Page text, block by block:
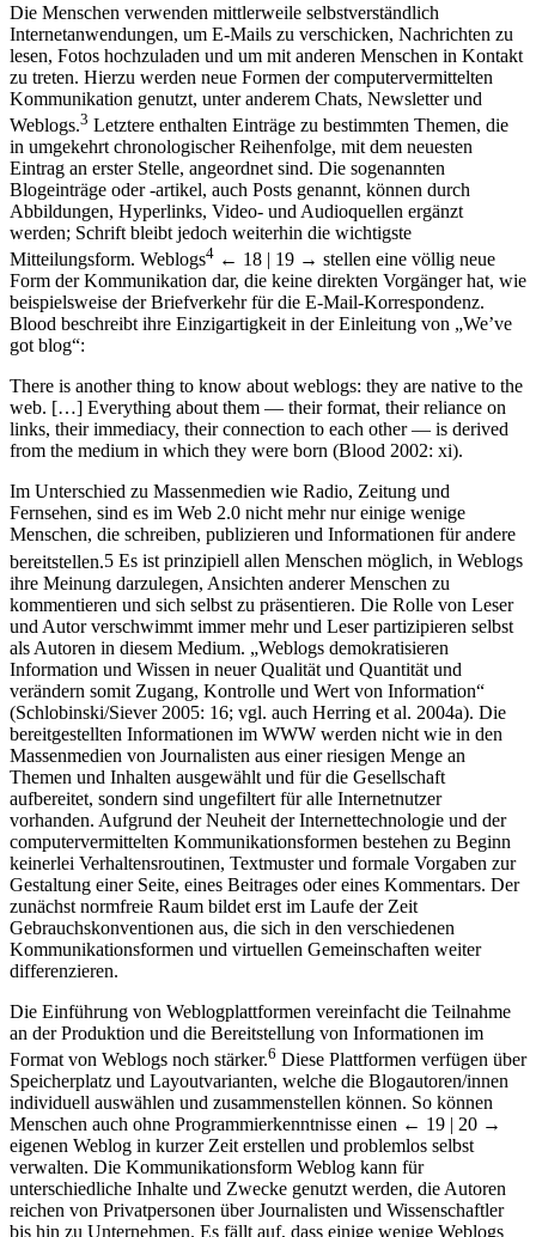
Die Menschen verwenden mittlerweile selbstverständlich
Internetanwendungen, um E-Mails zu verschicken, Nachrichten zu
lesen, Fotos hochzuladen und um mit anderen Menschen in Kontakt
zu treten. Hierzu werden neue Formen der computervermittelten
Kommunikation genutzt, unter anderem Chats, Newsletter und
Weblogs.3 Letztere enthalten Einträge zu bestimmten Themen, die
in umgekehrt chronologischer Reihenfolge, mit dem neuesten
Eintrag an erster Stelle, angeordnet sind. Die sogenannten
Blogeinträge oder -artikel, auch Posts genannt, können durch
Abbildungen, Hyperlinks, Video- und Audioquellen ergänzt
werden; Schrift bleibt jedoch weiterhin die wichtigste
Mitteilungsform. Weblogs4 ← 18 | 19 → stellen eine völlig neue
Form der Kommunikation dar, die keine direkten Vorgänger hat, wie
beispielsweise der Briefverkehr für die E-Mail-Korrespondenz.
Blood beschreibt ihre Einzigartigkeit in der Einleitung von „We’ve
got blog“:
There is another thing to know about weblogs: they are native to the
web. […] Everything about them — their format, their reliance on
links, their immediacy, their connection to each other — is derived
from the medium in which they were born (Blood 2002: xi).
Im Unterschied zu Massenmedien wie Radio, Zeitung und
Fernsehen, sind es im Web 2.0 nicht mehr nur einige wenige
Menschen, die schreiben, publizieren und Informationen für andere
bereitstellen.5 Es ist prinzipiell allen Menschen möglich, in Weblogs
ihre Meinung darzulegen, Ansichten anderer Menschen zu
kommentieren und sich selbst zu präsentieren. Die Rolle von Leser
und Autor verschwimmt immer mehr und Leser partizipieren selbst
als Autoren in diesem Medium. „Weblogs demokratisieren
Information und Wissen in neuer Qualität und Quantität und
verändern somit Zugang, Kontrolle und Wert von Information“
(Schlobinski/Siever 2005: 16; vgl. auch Herring et al. 2004a). Die
bereitgestellten Informationen im WWW werden nicht wie in den
Massenmedien von Journalisten aus einer riesigen Menge an
Themen und Inhalten ausgewählt und für die Gesellschaft
aufbereitet, sondern sind ungefiltert für alle Internetnutzer
vorhanden. Aufgrund der Neuheit der Internettechnologie und der
computervermittelten Kommunikationsformen bestehen zu Beginn
keinerlei Verhaltensroutinen, Textmuster und formale Vorgaben zur
Gestaltung einer Seite, eines Beitrages oder eines Kommentars. Der
zunächst normfreie Raum bildet erst im Laufe der Zeit
Gebrauchskonventionen aus, die sich in den verschiedenen
Kommunikationsformen und virtuellen Gemeinschaften weiter
differenzieren.
Die Einführung von Weblogplattformen vereinfacht die Teilnahme
an der Produktion und die Bereitstellung von Informationen im
Format von Weblogs noch stärker.6 Diese Plattformen verfügen über
Speicherplatz und Layoutvarianten, welche die Blogautoren/innen
individuell auswählen und zusammenstellen können. So können
Menschen auch ohne Programmierkenntnisse einen ← 19 | 20 →
eigenen Weblog in kurzer Zeit erstellen und problemlos selbst
verwalten. Die Kommunikationsform Weblog kann für
unterschiedliche Inhalte und Zwecke genutzt werden, die Autoren
reichen von Privatpersonen über Journalisten und Wissenschaftler
bis hin zu Unternehmen. Es fällt auf, dass einige wenige Weblogs